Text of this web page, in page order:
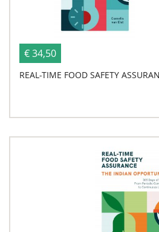
€ 34,50
REAL-TIME FOOD SAFETY